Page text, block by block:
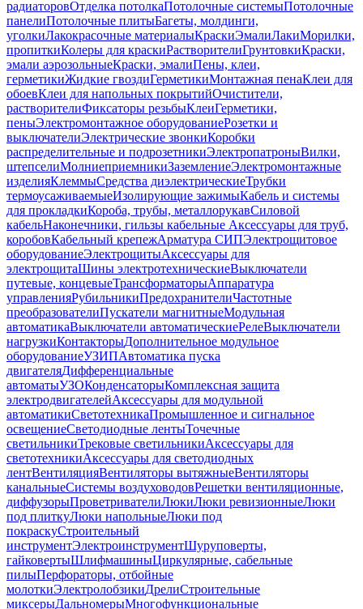
радиаторовОтделка потолкаПотолочные системыПотолочные
панелиПотолочные плитыБагеты, молдинги,
уголкиЛакокрасочные материалыКраскиЭмалиЛакиМорилки,
пропиткиКолеры для краскиРастворителиГрунтовкиКраски,
эмали аэрозольныеКраски, эмалиПены, клеи,
герметикиЖидкие гвоздиГерметикиМонтажная пенаКлеи для
обоевКлеи для напольных покрытийОчистители,
растворителиФиксаторы резьбыКлеиГерметики,
пеныЭлектромонтажное оборудованиеРозетки и
выключателиЭлектрические звонкиКоробки
распределительные и подрозетникиЭлектропатроныВилки,
штепселиМолниеприемникиЗаземлениеЭлектромонтажные
изделияКлеммыСредства диэлектрическиеТрубки
термоусаживаемыеИзолирующие зажимыКабель и системы
для прокладкиКороба, трубы, металлорукавСиловой
кабельНаконечники, гильзы кабельные Аксессуары для труб,
коробовКабельный крепежАрматура СИПЭлектрощитовое
оборудованиеЭлектрощитыАксессуары для
электрощитаШины электротехническиеВыключатели
путевые, концевыеТрансформаторыАппаратура
управленияРубильникиПредохранителиЧастотные
преобразователиПускатели магнитныеМодульная
автоматикаВыключатели автоматическиеРелеВыключатели
нагрузкиКонтакторыДополнительное модульное
оборудованиеУЗИПАвтоматика пуска
двигателяДифференциальные
автоматыУЗОКонденсаторыКомплексная защита
электродвигателейАксессуары для модульной
автоматикиСветотехникаПромышленное и сигнальное
освещениеСветодиодные лентыТочечные
светильникиТрековые светильникиАксессуары для
светотехникиАксессуары для светодиодных
лентВентиляцияВентиляторы вытяжныеВентиляторы
канальныеСистемы воздуховодовРешетки вентиляционные,
диффузорыПроветривателиЛюкиЛюки ревизионныеЛюки
под плиткуЛюки напольныеЛюки под
покраскуСтроительный
инструментЭлектроинструментШуруповерты,
гайковертыШлифмашиныЦиркулярные, сабельные
пилыПерфораторы, отбойные
молоткиЭлектролобзикиДрелиСтроительные
миксерыДальномерыМногофункциональные